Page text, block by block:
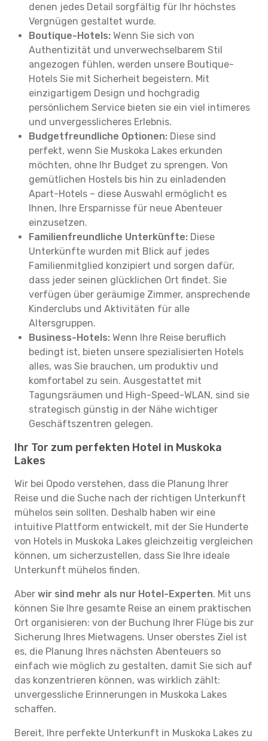
denen jedes Detail sorgfältig für Ihr höchstes
Vergnügen gestaltet wurde.
Boutique-Hotels: Wenn Sie sich von
Authentizität und unverwechselbarem Stil
angezogen fühlen, werden unsere Boutique-
Hotels Sie mit Sicherheit begeistern. Mit
einzigartigem Design und hochgradig
persönlichem Service bieten sie ein viel intimeres
und unvergesslicheres Erlebnis.
Budgetfreundliche Optionen: Diese sind
perfekt, wenn Sie Muskoka Lakes erkunden
möchten, ohne Ihr Budget zu sprengen. Von
gemütlichen Hostels bis hin zu einladenden
Apart-Hotels – diese Auswahl ermöglicht es
Ihnen, Ihre Ersparnisse für neue Abenteuer
einzusetzen.
Familienfreundliche Unterkünfte: Diese
Unterkünfte wurden mit Blick auf jedes
Familienmitglied konzipiert und sorgen dafür,
dass jeder seinen glücklichen Ort findet. Sie
verfügen über geräumige Zimmer, ansprechende
Kinderclubs und Aktivitäten für alle
Altersgruppen.
Business-Hotels: Wenn Ihre Reise beruflich
bedingt ist, bieten unsere spezialisierten Hotels
alles, was Sie brauchen, um produktiv und
komfortabel zu sein. Ausgestattet mit
Tagungsräumen und High-Speed-WLAN, sind sie
strategisch günstig in der Nähe wichtiger
Geschäftszentren gelegen.
Ihr Tor zum perfekten Hotel in Muskoka
Lakes
Wir bei Opodo verstehen, dass die Planung Ihrer
Reise und die Suche nach der richtigen Unterkunft
mühelos sein sollten. Deshalb haben wir eine
intuitive Plattform entwickelt, mit der Sie Hunderte
von Hotels in Muskoka Lakes gleichzeitig vergleichen
können, um sicherzustellen, dass Sie Ihre ideale
Unterkunft mühelos finden.
Aber wir sind mehr als nur Hotel-Experten. Mit uns
können Sie Ihre gesamte Reise an einem praktischen
Ort organisieren: von der Buchung Ihrer Flüge bis zur
Sicherung Ihres Mietwagens. Unser oberstes Ziel ist
es, die Planung Ihres nächsten Abenteuers so
einfach wie möglich zu gestalten, damit Sie sich auf
das konzentrieren können, was wirklich zählt:
unvergessliche Erinnerungen in Muskoka Lakes
schaffen.
Bereit, Ihre perfekte Unterkunft in Muskoka Lakes zu